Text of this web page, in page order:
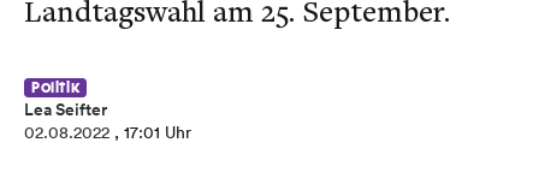
Landtagswahl am 25. September.
Politik
Lea Seifter
02.08.2022 , 17:01 Uhr